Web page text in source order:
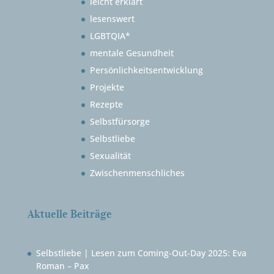
lesenswert
LGBTQIA*
mentale Gesundheit
Persönlichkeitsentwicklung
Projekte
Rezepte
Selbstfürsorge
Selbstliebe
Sexualität
Zwischenmenschliches
Aktuelle Beiträge
Selbstliebe | Lesen zum Coming-Out-Day 2025: Eva
Roman – Pax